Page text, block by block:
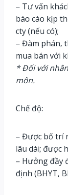
– Tư vấn
báo cáo kịp
cty (nếu có);
– Đàm phán,
mua bán với
* Đối với
môn.
Chế độ:
– Được bố trí
lâu dài; được
– Hưởng đầy
định (BHYT,